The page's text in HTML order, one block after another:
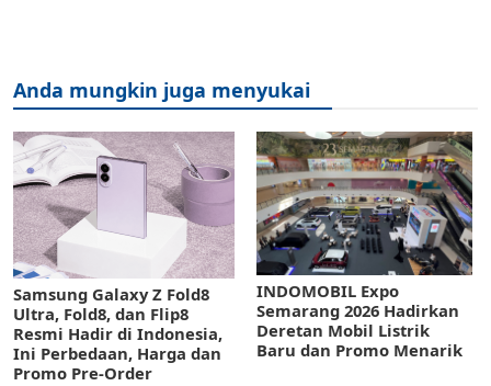
Anda mungkin juga menyukai
Samsung Galaxy Z Fold8
Ultra, Fold8, dan Flip8
Resmi Hadir di Indonesia,
Ini Perbedaan, Harga dan
Promo Pre-Order
INDOMOBIL Expo
Semarang 2026 Hadirkan
Deretan Mobil Listrik
Baru dan Promo Menarik